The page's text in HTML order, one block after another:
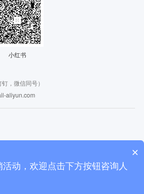
小红书
，微信同号）
aliyun.com
| 米盒子信息技术（杭州）有限公司 | 上海虹途万锦企
×
动，欢迎点击下方按钮咨询人